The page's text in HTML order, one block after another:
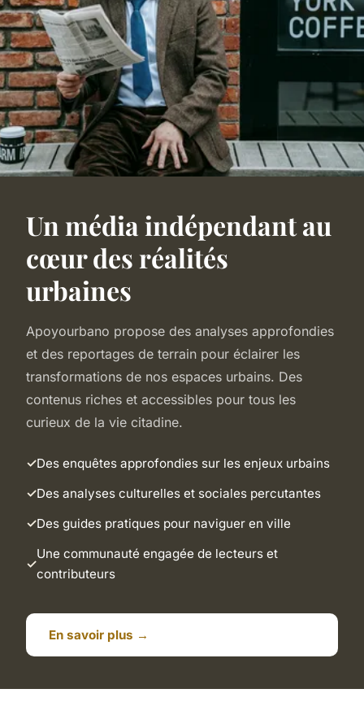
Un média indépendant au
cœur des réalités
urbaines
Apoyourbano propose des analyses approfondies
et des reportages de terrain pour éclairer les
transformations de nos espaces urbains. Des
contenus riches et accessibles pour tous les
curieux de la vie citadine.
Des enquêtes approfondies sur les enjeux urbains
Des analyses culturelles et sociales percutantes
Des guides pratiques pour naviguer en ville
Une communauté engagée de lecteurs et
contributeurs
En savoir plus →